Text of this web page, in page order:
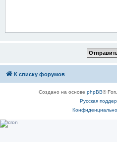
К списку форумов
Создано на основе phpBB®
Русская